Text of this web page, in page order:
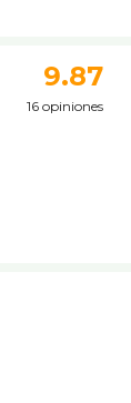
9.87
16 opiniones